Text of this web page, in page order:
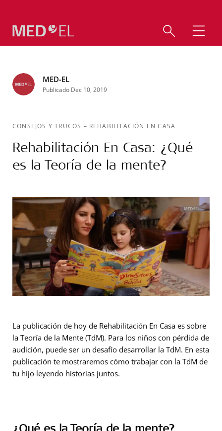
MED-EL
Publicado Dec 10, 2019
CONSEJOS Y TRUCOS – REHABILITACIÓN EN CASA
Rehabilitación En Casa: ¿Qué
es la Teoría de la mente?
La publicación de hoy de Rehabilitación En Casa es sobre
la Teoría de la Mente (TdM). Para los niños con pérdida de
audición, puede ser un desafío desarrollar la TdM. En esta
publicación te mostraremos cómo trabajar con la TdM de
tu hijo leyendo historias juntos.
¿Qué es la Teoría de la mente?